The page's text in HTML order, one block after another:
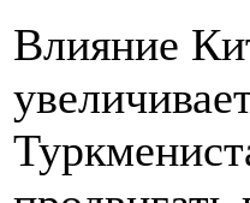
Влияние